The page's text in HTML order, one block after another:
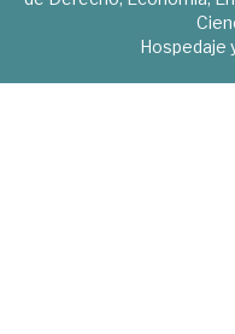
Hospedaje